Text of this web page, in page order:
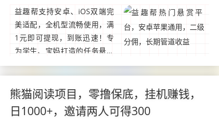
益趣帮支持安卓、iOS双端完
美适配，全机型流畅使用，满
1元即可提现，到账迅速！专
为学生、宝妈打造的任务悬赏
副业平台，和众人帮、赏帮
赚、趣闲赚为同类型产品，零
成本入局，轻松赚现金。 超高
熊猫阅读项目，零撸保底，挂机赚钱，
日1000+，邀请两人可得300